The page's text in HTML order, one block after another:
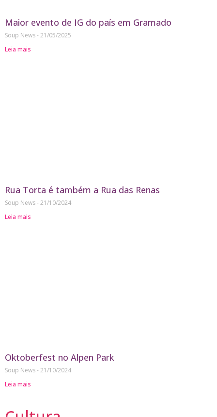
Maior evento de IG do país em Gramado
Soup News 21/05/2025
Leia mais
Rua Torta é também a Rua das Renas
Soup News 21/10/2024
Leia mais
Oktoberfest no Alpen Park
Soup News 21/10/2024
Leia mais